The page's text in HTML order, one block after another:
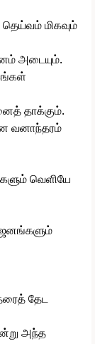
மிகவும்
அடையும்.
தாக்கும்.
வனாந்தரம்
வெளியே
தேட
அந்த